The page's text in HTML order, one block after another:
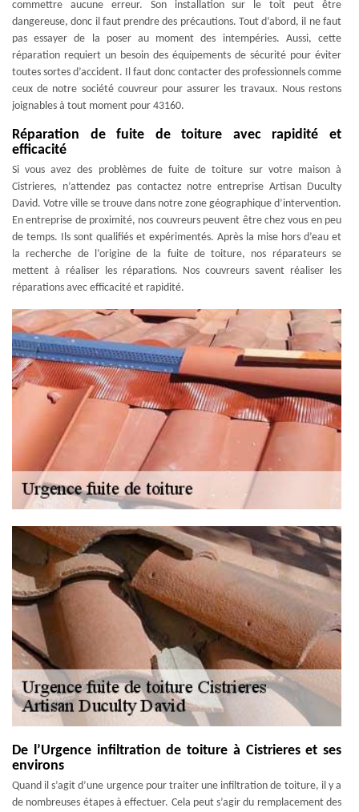
commettre aucune erreur. Son installation sur le toit peut être
dangereuse, donc il faut prendre des précautions. Tout d’abord, il ne faut
pas essayer de la poser au moment des intempéries. Aussi, cette
réparation requiert un besoin des équipements de sécurité pour éviter
toutes sortes d’accident. Il faut donc contacter des professionnels comme
ceux de notre société couvreur pour assurer les travaux. Nous restons
joignables à tout moment pour 43160.
Réparation de fuite de toiture avec rapidité et
efficacité
Si vous avez des problèmes de fuite de toiture sur votre maison à
Cistrieres, n’attendez pas contactez notre entreprise Artisan Duculty
David. Votre ville se trouve dans notre zone géographique d’intervention.
En entreprise de proximité, nos couvreurs peuvent être chez vous en peu
de temps. Ils sont qualifiés et expérimentés. Après la mise hors d’eau et
la recherche de l’origine de la fuite de toiture, nos réparateurs se
mettent à réaliser les réparations. Nos couvreurs savent réaliser les
réparations avec efficacité et rapidité.
De l’Urgence infiltration de toiture à Cistrieres et ses
environs
Quand il s’agit d’une urgence pour traiter une infiltration de toiture, il y a
de nombreuses étapes à effectuer. Cela peut s’agir du remplacement des